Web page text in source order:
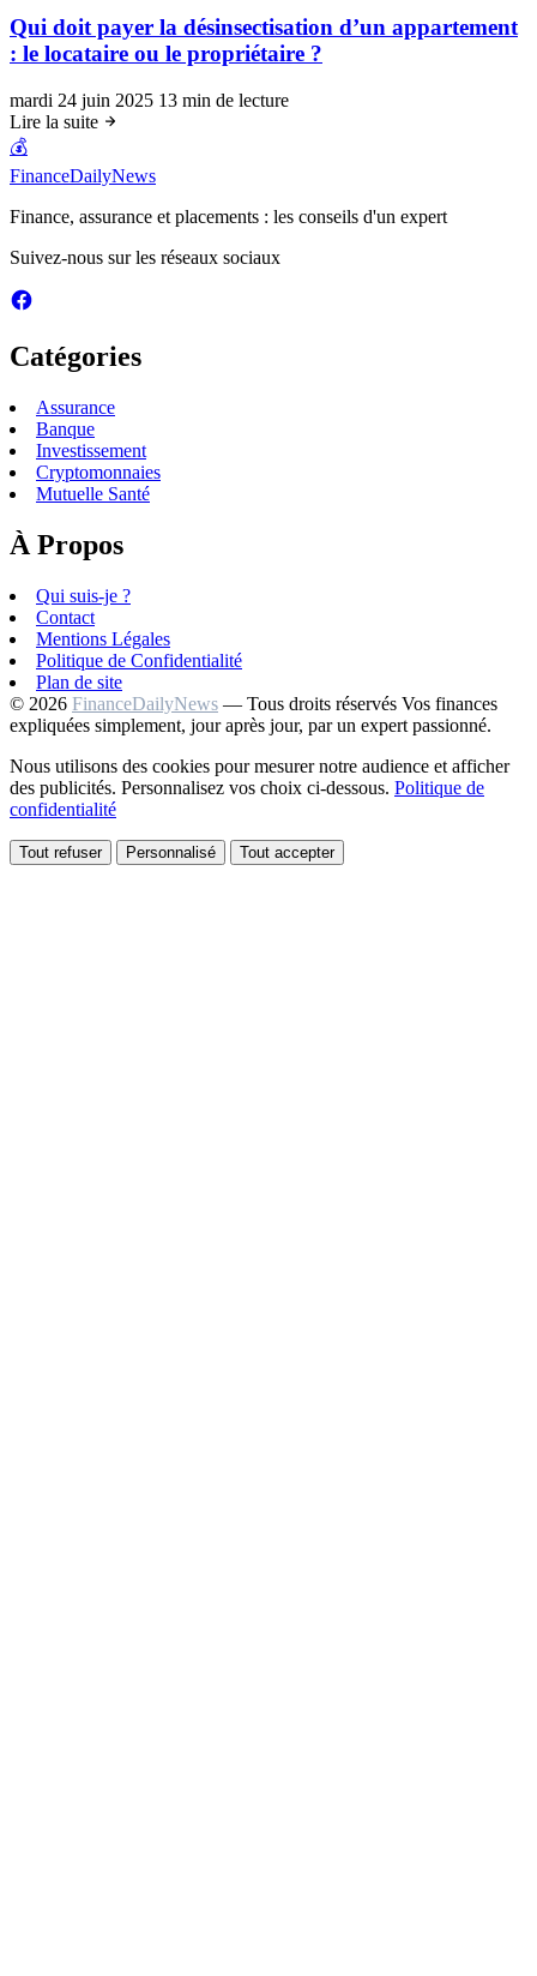
Qui doit payer la désinsectisation d’un appartement
: le locataire ou le propriétaire ?
mardi 24 juin 2025 13 min de lecture
Lire la suite
💰
FinanceDailyNews
Finance, assurance et placements : les conseils d'un expert
Suivez-nous sur les réseaux sociaux
Catégories
Assurance
Banque
Investissement
Cryptomonnaies
Mutuelle Santé
À Propos
Qui suis-je ?
Contact
Mentions Légales
Politique de Confidentialité
Plan de site
© 2026 FinanceDailyNews — Tous droits réservés Vos finances
expliquées simplement, jour après jour, par un expert passionné.
Nous utilisons des cookies pour mesurer notre audience et afficher
des publicités. Personnalisez vos choix ci-dessous. Politique de
confidentialité
Tout refuser Personnalisé Tout accepter